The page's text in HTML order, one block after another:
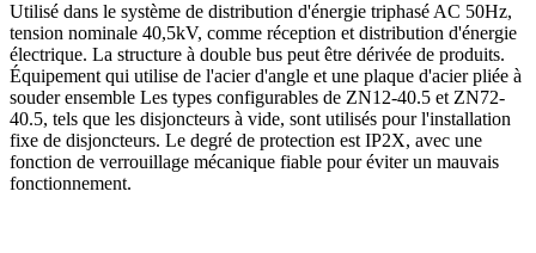
Utilisé dans le système de distribution d'énergie triphasé AC 50Hz,
tension nominale 40,5kV, comme réception et distribution d'énergie
électrique. La structure à double bus peut être dérivée de produits.
Équipement qui utilise de l'acier d'angle et une plaque d'acier pliée à
souder ensemble Les types configurables de ZN12-40.5 et ZN72-
40.5, tels que les disjoncteurs à vide, sont utilisés pour l'installation
fixe de disjoncteurs. Le degré de protection est IP2X, avec une
fonction de verrouillage mécanique fiable pour éviter un mauvais
fonctionnement.